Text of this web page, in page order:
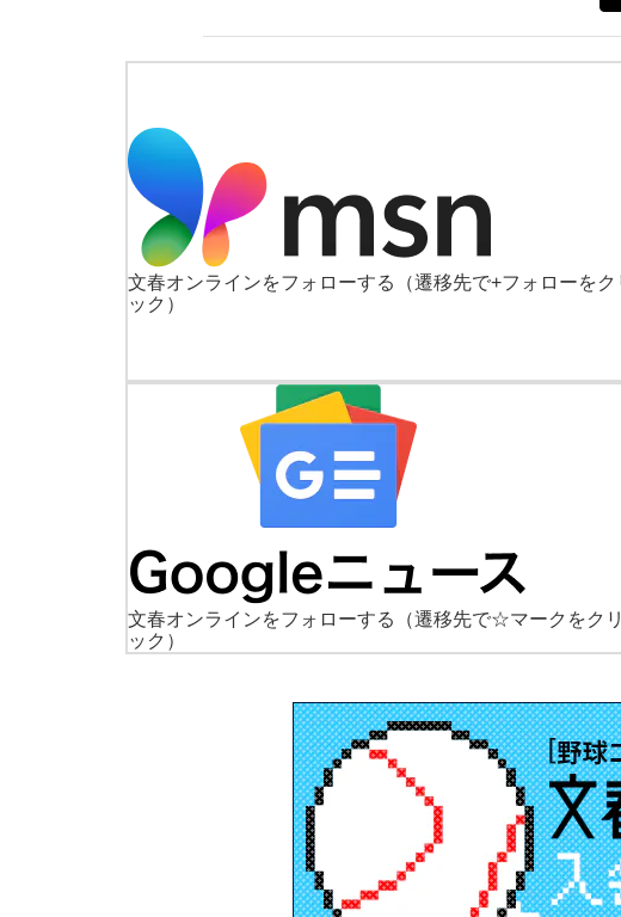
文春オンラインをフォローする
（遷移先で+フォローをク
ック）
文春オンラインをフォローする
（遷移先で☆マークをクリ
ック）